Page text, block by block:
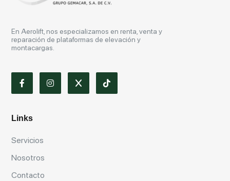
En Aerolift, nos especializamos en renta, venta y
reparación de plataformas de elevación y
montacargas.
Links
Servicios
Nosotros
Contacto